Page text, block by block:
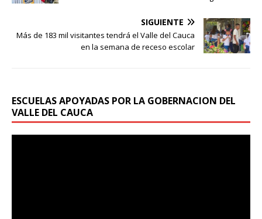
SIGUIENTE
Más de 183 mil visitantes tendrá el Valle del Cauca
en la semana de receso escolar
ESCUELAS APOYADAS POR LA GOBERNACION DEL
VALLE DEL CAUCA